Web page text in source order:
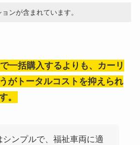
ンが含まれています。
一括購入するよりも、カーリ
がトータルコストを抑えられ
。
シンプルで、福祉車両に適